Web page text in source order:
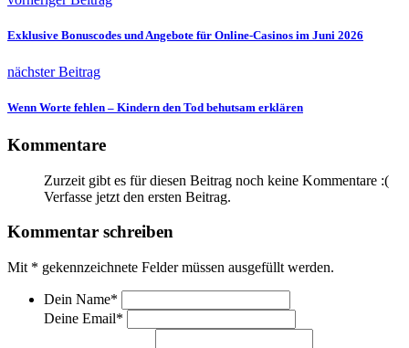
Exklusive Bonuscodes und Angebote für Online-Casinos im Juni 2026
nächster Beitrag
Wenn Worte fehlen – Kindern den Tod behutsam erklären
Kommentare
Zurzeit gibt es für diesen Beitrag noch keine Kommentare :(
Verfasse jetzt den ersten Beitrag.
Kommentar schreiben
Mit * gekennzeichnete Felder müssen ausgefüllt werden.
Dein Name*
Deine Email*